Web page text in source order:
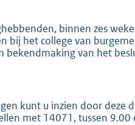
binnen zes
bij het college van
bekendmaking van het
kunt u inzien door deze
met 14071, tussen 9.00